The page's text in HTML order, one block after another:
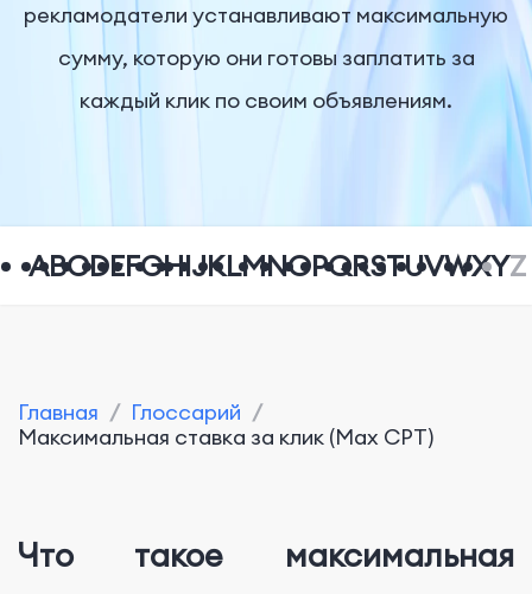
рекламодатели устанавливают максимальную
сумму, которую они готовы заплатить за
каждый клик по своим объявлениям.
ABCDEFGHIJKLMNOPQRSTUVWXYZ
Главная / Глоссарий /
Максимальная ставка за клик (Max CPT)
Что такое максимальная